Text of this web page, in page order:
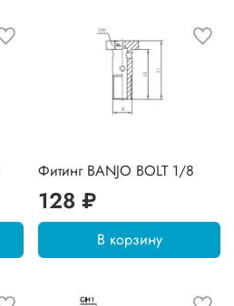
Фитинг BANJO BOLT 1/8
128 ₽
В корзину